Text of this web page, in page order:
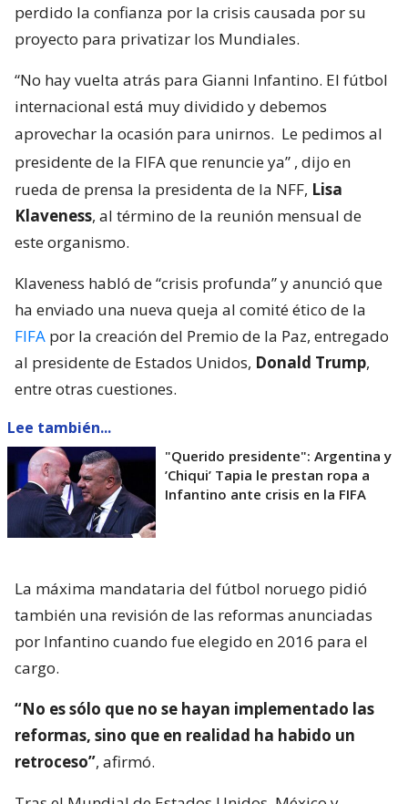
perdido la confianza por la crisis causada por su
proyecto para privatizar los Mundiales.
“No hay vuelta atrás para Gianni Infantino. El fútbol
internacional está muy dividido y debemos
aprovechar la ocasión para unirnos. Le pedimos al
presidente de la FIFA que renuncie ya” , dijo en
rueda de prensa la presidenta de la NFF, Lisa
Klaveness, al término de la reunión mensual de
este organismo.
Klaveness habló de “crisis profunda” y anunció que
ha enviado una nueva queja al comité ético de la
FIFA por la creación del Premio de la Paz, entregado
al presidente de Estados Unidos, Donald Trump,
entre otras cuestiones.
Lee también...
"Querido presidente": Argentina y
’Chiqui’ Tapia le prestan ropa a
Infantino ante crisis en la FIFA
La máxima mandataria del fútbol noruego pidió
también una revisión de las reformas anunciadas
por Infantino cuando fue elegido en 2016 para el
cargo.
“No es sólo que no se hayan implementado las
reformas, sino que en realidad ha habido un
retroceso”, afirmó.